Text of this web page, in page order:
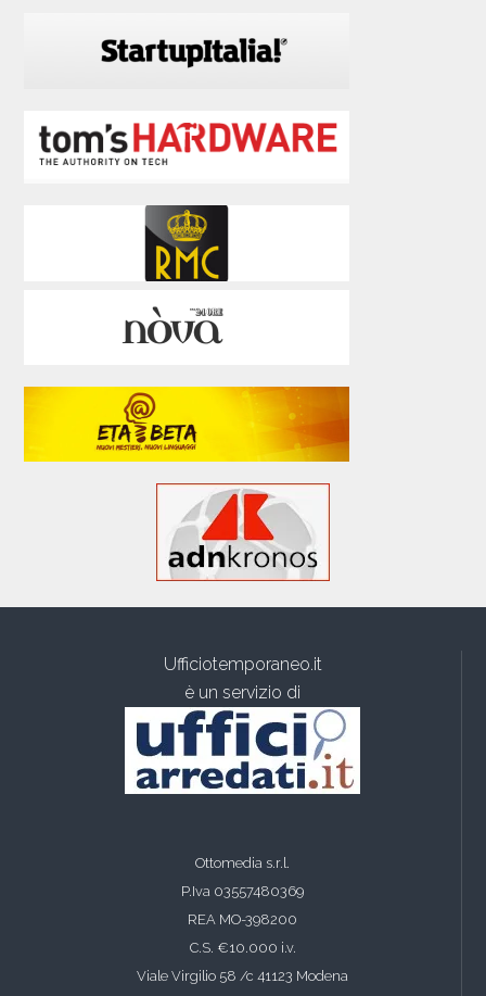
Ufficiotemporaneo.it
è un servizio di
Ottomedia s.r.l.
P.Iva 03557480369
REA MO-398200
C.S. €10.000 i.v.
Viale Virgilio 58 /c 41123 Modena